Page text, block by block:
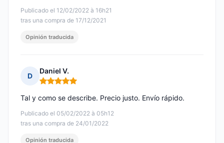
Publicado el 12/02/2022 à 16h21
tras una compra de 17/12/2021
Opinión traducida
D
Daniel V.
Nota: 5 de 5
Publicado el 05/02/2022 à 05h12
tras una compra de 24/01/2022
Tal y como se describe. Precio justo. Envío rápido.
Opinión traducida